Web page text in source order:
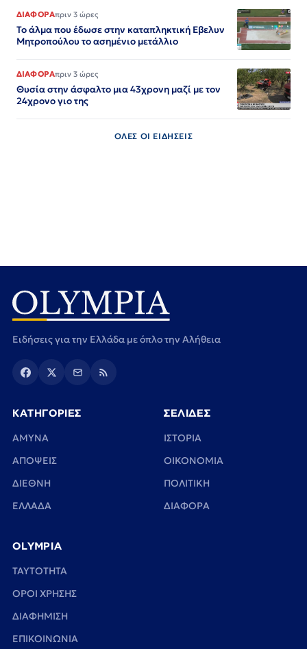
ΔΙΑΦΟΡΑπριν 3 ώρες
Το άλμα που έδωσε στην καταπληκτική Εβελυν
Μητροπούλου το ασημένιο μετάλλιο
ΔΙΑΦΟΡΑπριν 3 ώρες
Θυσία στην άσφαλτο μια 43χρονη μαζί με τον
24χρονο γιο της
ΟΛΕΣ ΟΙ ΕΙΔΗΣΕΙΣ
Ειδήσεις για την Ελλάδα με όπλο την Αλήθεια
ΚΑΤΗΓΟΡΙΕΣ
ΑΜΥΝΑ
ΑΠΟΨΕΙΣ
ΔΙΕΘΝΗ
ΕΛΛΑΔΑ
ΣΕΛΙΔΕΣ
ΙΣΤΟΡΙΑ
ΟΙΚΟΝΟΜΙΑ
ΠΟΛΙΤΙΚΗ
ΔΙΑΦΟΡΑ
OLYMPIA
TAYTOTHTA
ΟΡΟΙ ΧΡΗΣΗΣ
ΔΙΑΦΗΜΙΣΗ
ΕΠΙΚΟΙΝΩΝΙΑ